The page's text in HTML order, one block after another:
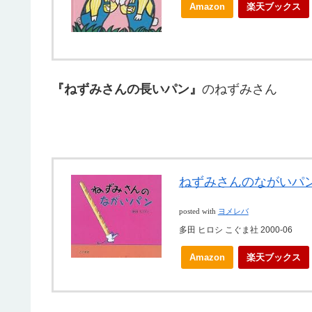
Amazon 楽天ブックス
『ねずみさんの長いパン』 のねずみさん
ねずみさんのながいパ
posted with ヨメレバ
多田 ヒロシ こぐま社 2000-06
Amazon 楽天ブックス